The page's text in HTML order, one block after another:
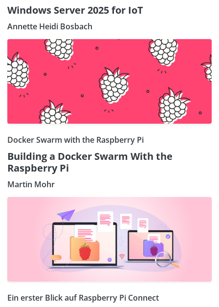
Windows Server 2025 for IoT
Annette Heidi Bosbach
Docker Swarm with the Raspberry Pi
Building a Docker Swarm With the
Raspberry Pi
Martin Mohr
Ein erster Blick auf Raspberry Pi Connect